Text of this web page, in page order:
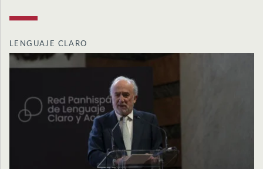
LENGUAJE CLARO